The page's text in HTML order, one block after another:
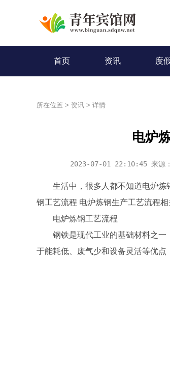
首页 资讯 度
所在位置 > 资讯 > 详情
电炉
2023-07-01 22:10:45 来源
生活中，很多人都不知道电炉
钢工艺流程 电炉炼钢生产工艺流程
电炉炼钢工艺流程
钢铁是现代工业的基础材料之
于能耗低、废气少和设备灵活等优点